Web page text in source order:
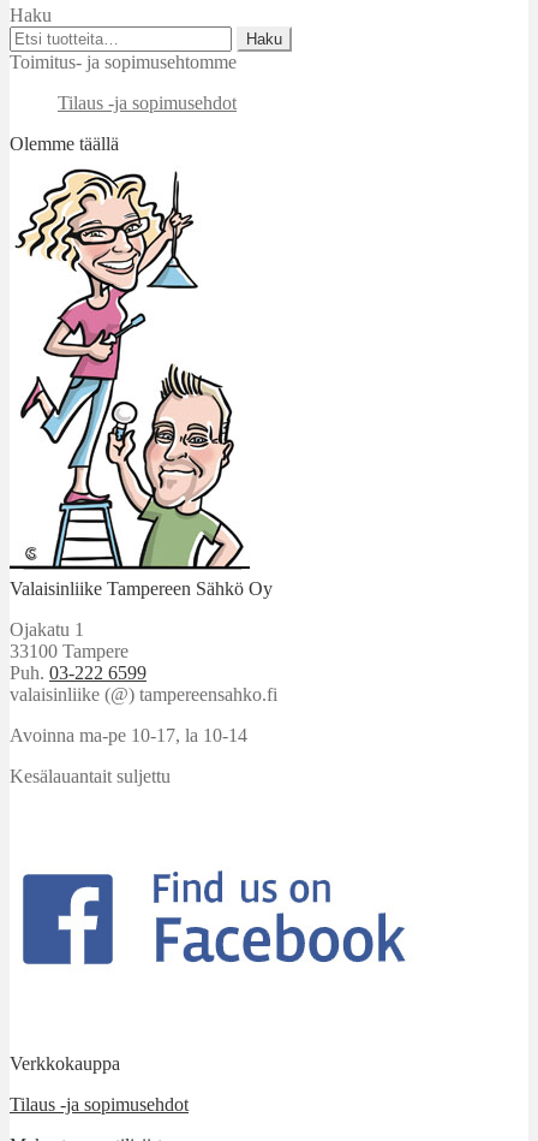
Haku
Etsi:
Haku
Toimitus- ja sopimusehtomme
Tilaus -ja sopimusehdot
Olemme täällä
Valaisinliike Tampereen Sähkö Oy
Ojakatu 1
33100 Tampere
Puh. 03-222 6599
valaisinliike (@) tampereensahko.fi
Avoinna ma-pe 10-17, la 10-14
Kesälauantait suljettu
Verkkokauppa
Tilaus -ja sopimusehdot